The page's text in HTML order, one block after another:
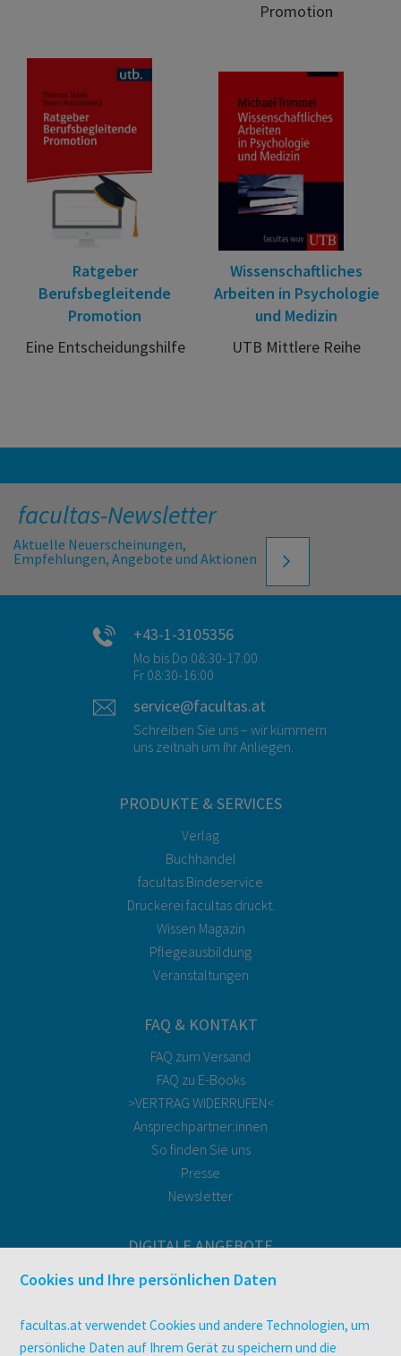
Promotion
Ratgeber
Berufsbegleitende
Promotion
Eine Entscheidungshilfe
Wissenschaftliches
Arbeiten in Psychologie
und Medizin
UTB Mittlere Reihe
facultas-Newsletter
Aktuelle Neuerscheinungen,
Empfehlungen, Angebote und Aktionen
+43-1-3105356
Mo bis Do 08:30-17:00
Fr 08:30-16:00
service@facultas.at
Schreiben Sie uns – wir kümmern
uns zeitnah um Ihr Anliegen.
PRODUKTE & SERVICES
Verlag
Buchhandel
facultas Bindeservice
Druckerei facultas druckt.
Wissen Magazin
Pflegeausbildung
Veranstaltungen
FAQ & KONTAKT
FAQ zum Versand
FAQ zu E-Books
>VERTRAG WIDERRUFEN<
Ansprechpartner:innen
So finden Sie uns
Presse
Newsletter
DIGITALE ANGEBOTE
Überblick
utb elibrary
E-Books
Cookies und Ihre persönlichen Daten
facultas.at verwendet Cookies und andere Technologien, um
persönliche Daten auf Ihrem Gerät zu speichern und die